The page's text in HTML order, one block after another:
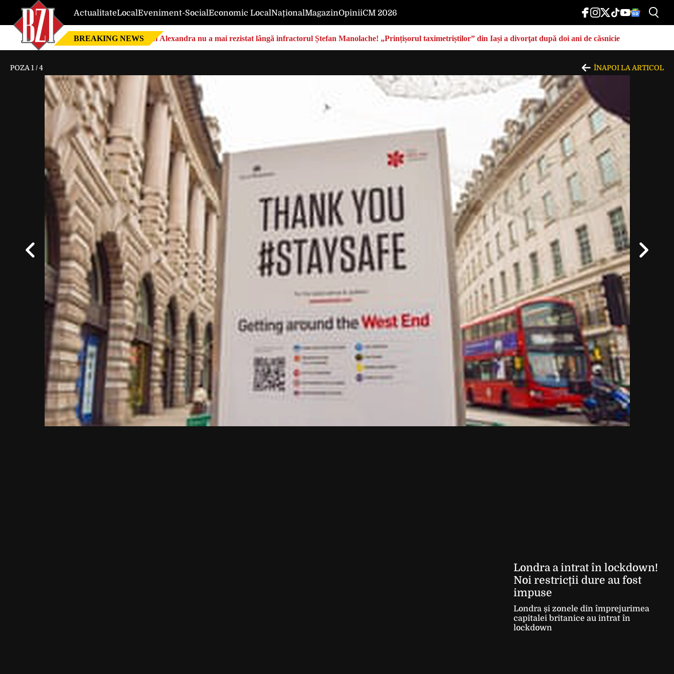
ActualitateLocalEveniment-SocialEconomic LocalNaționalMagazinOpiniiCM 2026
BREAKING NEWS Nici Alexandra nu a mai rezistat lângă infractorul Ștefan Manolache! „Prințișorul taximetriștilor” din Iași a divorţat după doi ani de căsnicie
POZA 1 /4 ÎNAPOI LA ARTICOL
Londra a intrat în lockdown!
Noi restricții dure au fost
impuse
Londra și zonele din împrejurimea
capitalei britanice au intrat în
lockdown